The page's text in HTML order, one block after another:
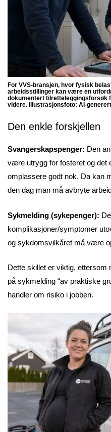
For VVS-bransjen, hvor fysisk
arbeidsstillinger kan være en
dokumentert tilretteleggingsforsøk
videre.
Illustrasjonsfoto: AI-generert
Den enkle forskjellen
Svangerskapspenger: Den
være utrygg for fosteret og det
omplassere godt nok. Da kan
den dag man må avbryte
Sykmelding (sykepenger):
komplikasjoner/symptomer
og sykdomsvilkåret må være
Dette skillet er viktig, ettersom
på sykmelding “av praktiske
handler om risiko i jobben.